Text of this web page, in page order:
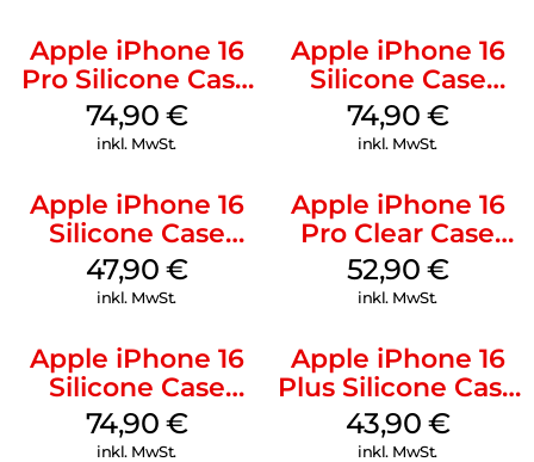
Apple iPhone 16
Pro Silicone Case
MagSafe Black
74,90 €
inkl. MwSt.
Apple iPhone 16
Silicone Case
MagSafe Black
74,90 €
inkl. MwSt.
Apple iPhone 16
Silicone Case
MagSafe Fuchsia
47,90 €
inkl. MwSt.
Apple iPhone 16
Pro Clear Case
MagSafe
Transparent
52,90 €
inkl. MwSt.
Apple iPhone 16
Silicone Case
MagSafe Lake
Green
74,90 €
inkl. MwSt.
Apple iPhone 16
Plus Silicone Case
MagSafe Black
43,90 €
inkl. MwSt.